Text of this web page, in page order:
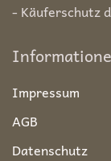
- Käuferschutz
Impressum
AGB
Datenschutz